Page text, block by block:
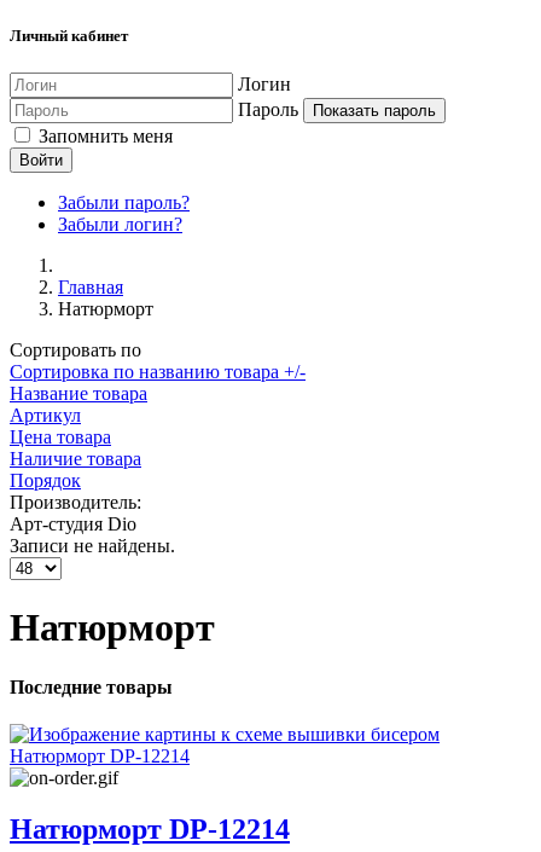
Личный кабинет
Логин
Пароль
Показать пароль
Запомнить меня
Войти
Забыли пароль?
Забыли логин?
Главная
Натюрморт
Сортировать по
Сортировка по названию товара +/-
Название товара
Артикул
Цена товара
Наличие товара
Порядок
Производитель:
Арт-студия Dio
Записи не найдены.
Натюрморт
Последние товары
Натюрморт DP-12214